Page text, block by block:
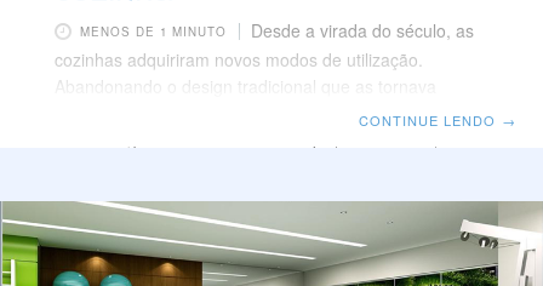
MENOS DE 1 MINUTO
Desde a virada do século, as
cozinhas adquiriram novos modos de utilização.
Abandonando o design tradicional que as tornava
espaços afastados, exclusivos para cozinheiros, as
receber os mesmos padrões de revestimento, com
mobiliário de linhas discretas, geometria limpa e
detalhes refinados, florescendo o estilo minimalista. A
CONTINUE LENDO →